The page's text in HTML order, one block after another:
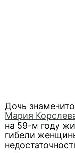
Дочь
Мария
на 59-м году
гибели